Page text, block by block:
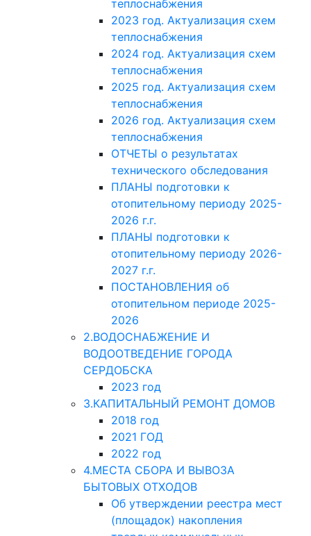
теплоснабжения
2023 год. Актуализация схем
теплоснабжения
2024 год. Актуализация схем
теплоснабжения
2025 год. Актуализация схем
теплоснабжения
2026 год. Актуализация схем
теплоснабжения
ОТЧЕТЫ о результатах
технического обследования
ПЛАНЫ подготовки к
отопительному периоду 2025-
2026 г.г.
ПЛАНЫ подготовки к
отопительному периоду 2026-
2027 г.г.
ПОСТАНОВЛЕНИЯ об
отопительном периоде 2025-
2026
2.ВОДОСНАБЖЕНИЕ И
ВОДООТВЕДЕНИЕ ГОРОДА
СЕРДОБСКА
2023 год
3.КАПИТАЛЬНЫЙ РЕМОНТ ДОМОВ
2018 год
2021 ГОД
2022 год
4.МЕСТА СБОРА И ВЫВОЗА
БЫТОВЫХ ОТХОДОВ
Об утверждении реестра мест
(площадок) накопления